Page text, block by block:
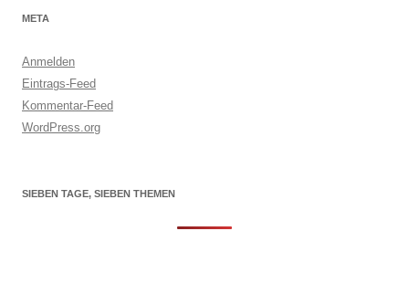
META
Anmelden
Eintrags-Feed
Kommentar-Feed
WordPress.org
SIEBEN TAGE, SIEBEN THEMEN